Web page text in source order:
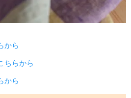
から
ちらから
から